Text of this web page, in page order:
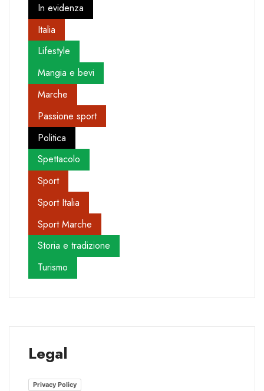
In evidenza
Italia
Lifestyle
Mangia e bevi
Marche
Passione sport
Politica
Spettacolo
Sport
Sport Italia
Sport Marche
Storia e tradizione
Turismo
Legal
Privacy Policy